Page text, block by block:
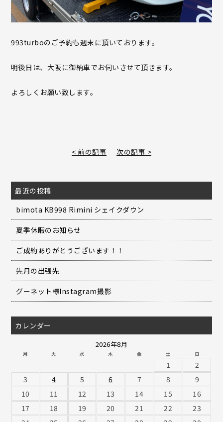
993turboのご予約も週末に頂いております。
明後日は、大阪に御納車でお伺いさせて頂きます。
よろしくお願い致します。
< 前の記事 次の記事 >
最近の投稿
bimota KB998 Rimini シェイクダウン
夏季休暇のお知らせ
ご成約ありがとうございます！！
先月の出張先
グーネット様Instagram撮影
カレンダー
2026年8月
月 火 水 木 金 土 日
1
2
3
4 5 6 7 8
9
10
11 12 13 14 15
16
17
18 19 20 21 22
23